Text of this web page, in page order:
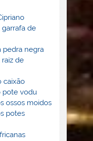
garrafa de
pedra negra
de
caixão
pote vodu
ossos moidos
potes